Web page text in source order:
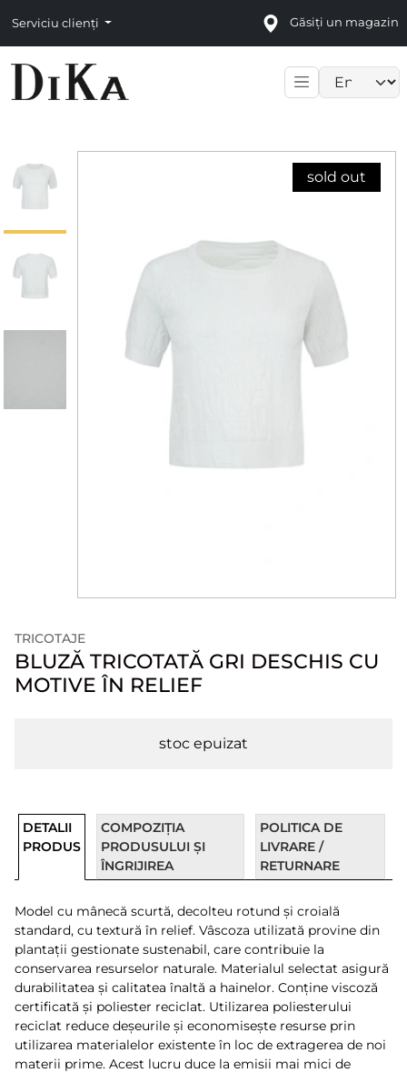
Serviciu clienți Găsiți un magazin
sold out
TRICOTAJE
BLUZĂ TRICOTATĂ GRI DESCHIS CU
MOTIVE ÎN RELIEF
stoc epuizat
DETALII
PRODUS
COMPOZIȚIA
PRODUSULUI ȘI
ÎNGRIJIREA
POLITICA DE
LIVRARE /
RETURNARE
Model cu mânecă scurtă, decolteu rotund și croială
standard, cu textură în relief. Vâscoza utilizată provine din
plantații gestionate sustenabil, care contribuie la
conservarea resurselor naturale. Materialul selectat asigură
durabilitatea și calitatea înaltă a hainelor. Conține viscoză
certificată și poliester reciclat. Utilizarea poliesterului
reciclat reduce deșeurile și economisește resurse prin
utilizarea materialelor existente în loc de extragerea de noi
materii prime. Acest lucru duce la emisii mai mici de